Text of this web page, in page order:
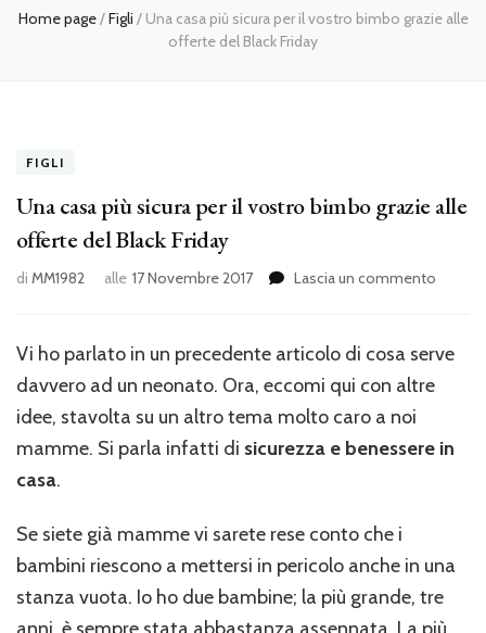
Home page/Figli / Una casa più sicura per il vostro bimbo grazie alle
offerte del Black Friday
FIGLI
Una casa più sicura per il vostro bimbo grazie alle
offerte del Black Friday
di MM1982 alle 17 Novembre 2017 Lascia un commento
bimbo
Black
Friday
Vi ho parlato in un precedente articolo di cosa serve
davvero ad un neonato. Ora, eccomi qui con altre
idee, stavolta su un altro tema molto caro a noi
mamme. Si parla infatti di sicurezza e benessere in
casa.
Se siete già mamme vi sarete rese conto che i
bambini riescono a mettersi in pericolo anche in una
stanza vuota. Io ho due bambine; la più grande, tre